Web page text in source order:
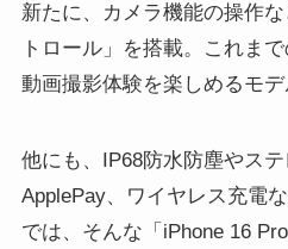
新たに、カメラ機能の操作
トロール」を搭載。これま
動画撮影体験を楽しめるモデ
他にも、IP68防水防塵やステ
ApplePay、ワイヤレス充電
では、そんな「iPhone 16